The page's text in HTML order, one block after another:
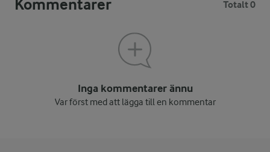
Kommentarer Totalt 0
Inga kommentarer ännu
Var först med att lägga till en kommentar